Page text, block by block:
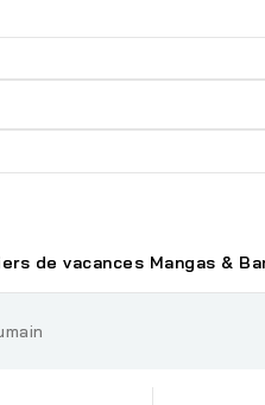
de vacances Mangas &